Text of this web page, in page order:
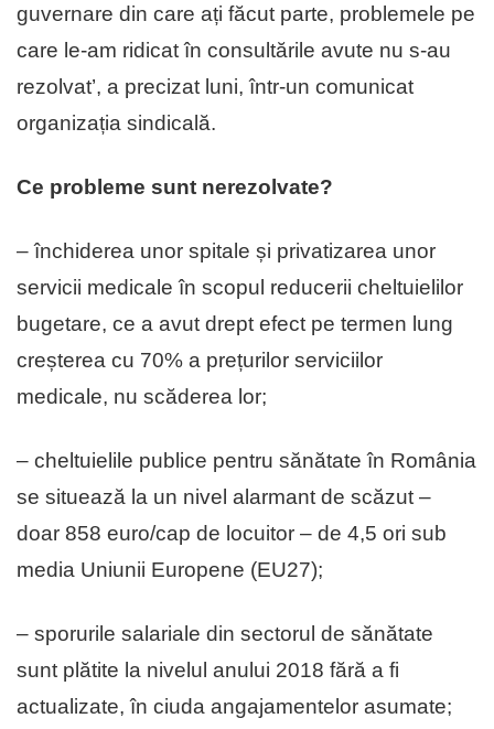
guvernare din care ați făcut parte, problemele pe
care le-am ridicat în consultările avute nu s-au
rezolvat’, a precizat luni, într-un comunicat
organizația sindicală.
Ce probleme sunt nerezolvate?
– închiderea unor spitale și privatizarea unor
servicii medicale în scopul reducerii cheltuielilor
bugetare, ce a avut drept efect pe termen lung
creșterea cu 70% a prețurilor serviciilor
medicale, nu scăderea lor;
– cheltuielile publice pentru sănătate în România
se situează la un nivel alarmant de scăzut –
doar 858 euro/cap de locuitor – de 4,5 ori sub
media Uniunii Europene (EU27);
– sporurile salariale din sectorul de sănătate
sunt plătite la nivelul anului 2018 fără a fi
actualizate, în ciuda angajamentelor asumate;